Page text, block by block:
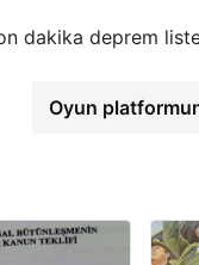
dakika deprem
Oyun